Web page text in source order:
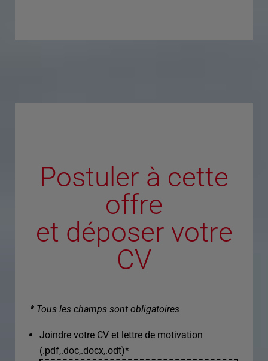
Postuler à cette
offre
et déposer votre
CV
* Tous les champs sont obligatoires
Joindre votre CV et lettre de motivation
(.pdf,.doc,.docx,.odt)*